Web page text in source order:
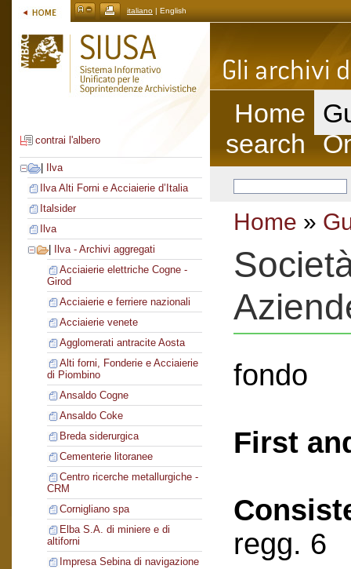
italiano | English
contrai l'albero
Ilva
Ilva Alti Forni e Acciaierie d’Italia
Italsider
Ilva
Ilva - Archivi aggregati
Acciaierie elettriche Cogne -
Girod
Acciaierie e ferriere nazionali
Acciaierie venete
Agglomerati antracite Aosta
Alti forni, Fonderie e Acciaierie
di Piombino
Ansaldo Cogne
Ansaldo Coke
Breda siderurgica
Cementerie litoranee
Centro ricerche metallurgiche -
CRM
Cornigliano spa
Elba S.A. di miniere e di
altiforni
Impresa Sebina di navigazione
Home
search
Home »
fondo
First
regg. 6